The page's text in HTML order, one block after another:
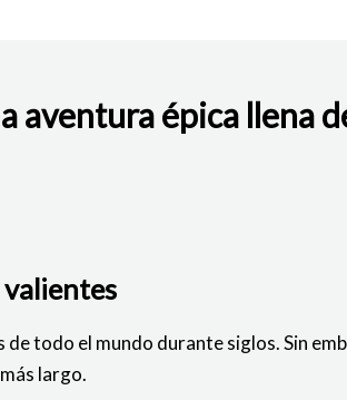
aventura épica llena
valientes
todo el mundo durante siglos. Sin
largo.